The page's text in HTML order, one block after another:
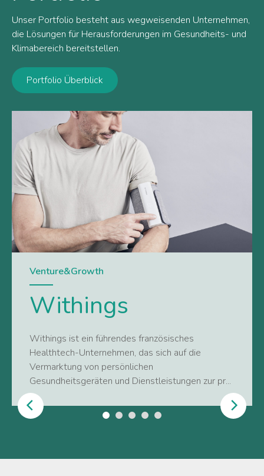
Unser Portfolio besteht aus wegweisenden Unternehmen,
die Lösungen für Herausforderungen im Gesundheits- und
Klimabereich bereitstellen.
Portfolio Überblick
Venture&Growth
Withings
Withings ist ein führendes französisches
Healthtech-Unternehmen, das sich auf die
Vermarktung von persönlichen
Gesundheitsgeräten und Dienstleistungen zur pr...